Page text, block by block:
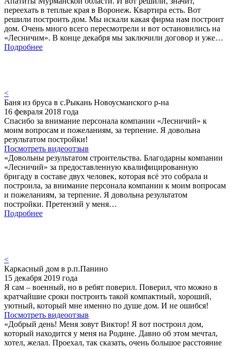
переехать в теплые края в Воронеж. Квартира есть. Вот
решили построить дом. Мы искали какая фирма нам построит
дом. Очень много всего пересмотрели и вот остановились на
«Лесничим». В конце декабря мы заключили договор и уже…
Подробнее
<
Баня из бруса в с.Рыкань Новоусманского р-на
16 февраля 2018 года
Спасибо за внимание персонала компании «Лесничий» к
моим вопросам и пожеланиям, за терпение. Я довольна
результатом постройки!
Посмотреть видеоотзыв
«Довольны результатом строительства. Благодарны компании
«Лесничий» за предоставленную квалифицированную
бригаду в составе двух человек, которая всё это собрала и
построила, за внимание персонала компании к моим вопросам
и пожеланиям, за терпение. Я довольна результатом
постройки. Претензий у меня…
Подробнее
<
Каркасный дом в р.п.Панино
15 декабря 2019 года
Я сам – военный, но в ребят поверил. Поверил, что можно в
кратчайшие сроки построить такой компактный, хороший,
уютный, который мне именно по душе дом. И не ошибся!
Посмотреть видеоотзыв
«Добрый день! Меня зовут Виктор! Я вот построил дом,
который находится у меня на Родине. Давно об этом мечтал,
хотел, желал. Проехал, так сказать, очень большое расстояние